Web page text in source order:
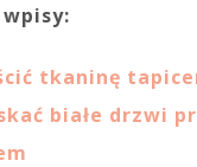
tkaninę
białe drzwi